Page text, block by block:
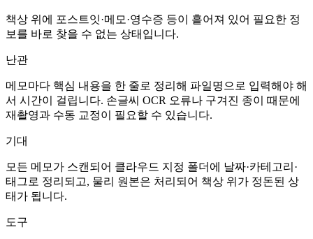
책상 위에 포스트잇·메모·영수증 등이 흩어져 있어 필요한 정
보를 바로 찾을 수 없는 상태입니다.
난관
메모마다 핵심 내용을 한 줄로 정리해 파일명으로 입력해야 해
서 시간이 걸립니다. 손글씨 OCR 오류나 구겨진 종이 때문에
재촬영과 수동 교정이 필요할 수 있습니다.
기대
모든 메모가 스캔되어 클라우드 지정 폴더에 날짜·카테고리·
태그로 정리되고, 물리 원본은 처리되어 책상 위가 정돈된 상
태가 됩니다.
도구